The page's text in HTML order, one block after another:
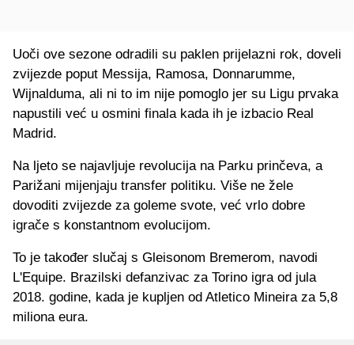
Uoči ove sezone odradili su paklen prijelazni rok, doveli
zvijezde poput Messija, Ramosa, Donnarumme,
Wijnalduma, ali ni to im nije pomoglo jer su Ligu prvaka
napustili već u osmini finala kada ih je izbacio Real
Madrid.
Na ljeto se najavljuje revolucija na Parku prinčeva, a
Parižani mijenjaju transfer politiku. Više ne žele
dovoditi zvijezde za goleme svote, već vrlo dobre
igrače s konstantnom evolucijom.
To je također slučaj s Gleisonom Bremerom, navodi
L'Equipe. Brazilski defanzivac za Torino igra od jula
2018. godine, kada je kupljen od Atletico Mineira za 5,8
miliona eura.